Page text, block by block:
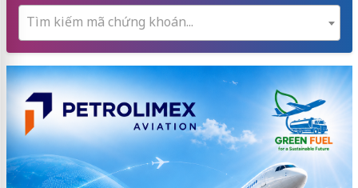
Tìm kiếm mã chứng khoán...